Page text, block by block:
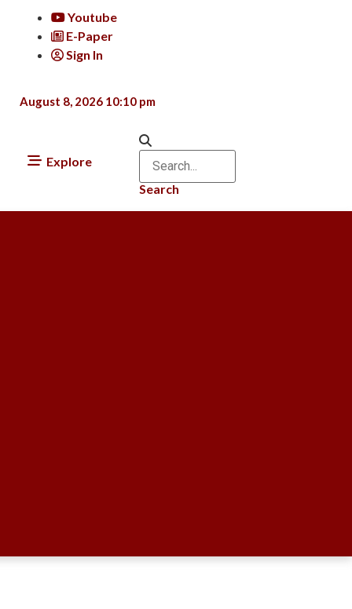
Youtube
E-Paper
Sign In
August 8, 2026 10:10 pm
Explore
Search